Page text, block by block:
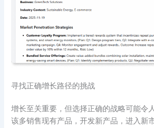
寻找正确增长路径的挑战
增长至关重要，但选择正确的战略可能令
该多销售现有产品，开发新产品，进入新